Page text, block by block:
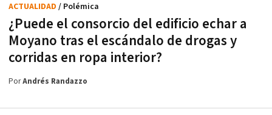
¿Puede el consorcio del edificio echar a
Moyano tras el escándalo de drogas y
corridas en ropa interior?
ACTUALIDAD / Polémica
PorAndrés Randazzo